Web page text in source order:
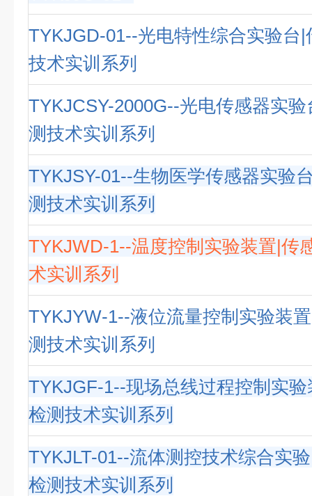
TYKJGD-01--光电特性综合实验台|
技术实训系列
TYKJCSY-2000G--光电传感器实
测技术实训系列
TYKJSY-01--生物医学传感器实验
测技术实训系列
TYKJWD-1--温度控制实验装置|传
术实训系列
TYKJYW-1--液位流量控制实验装
测技术实训系列
TYKJGF-1--现场总线过程控制实
检测技术实训系列
TYKJLT-01--流体测控技术综合实
检测技术实训系列